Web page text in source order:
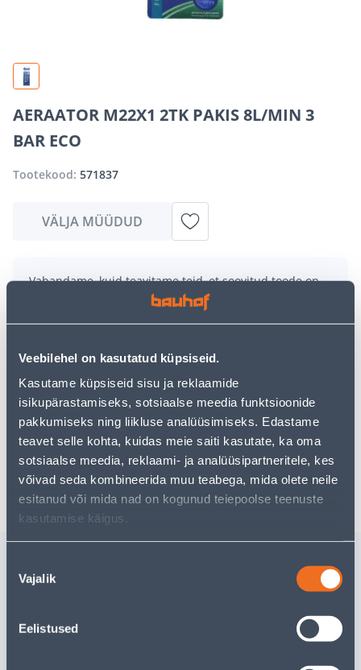
Veebilehel on kasutatud küpsiseid.
Kasutame küpsiseid sisu ja reklaamide
isikupärastamiseks, sotsiaalse meedia funktsioonide
pakkumiseks ning liikluse analüüsimiseks. Edastame
teavet selle kohta, kuidas meie saiti kasutate, ka oma
sotsiaalse meedia, reklaami- ja analüüsipartneritele, kes
võivad seda kombineerida muu teabega, mida olete neile
esitanud või mida nad on kogunud teiepoolse teenuste
kasutamise käigus.
valik
Vajalik
Eelistused
AERAATOR M22X1 2TK PAKIS 8L/MIN 3
BAR ECO
Tootekood: 571837
VÄLJA MÜÜDUD
Vabandame, kuid teavitame teid, et soovitud toode on
hetkel suure nõudluse tõttu ajutiselt otsas. Siiski
pakume suurepäraseid alternatiive samast
tootekategooriast, mis võivad teile sama palju rõõmu
Teie ostlemisrõõm ei pea aga siin lõppema - oma
uurimistööd saate jätkata, naastes
avalehele
kasutades meie võimsat otsingufunktsiooni, et leida
veelgi meelepärasemad valikuid. Head ostlemist!
Tarne pole võimalik
.32 €